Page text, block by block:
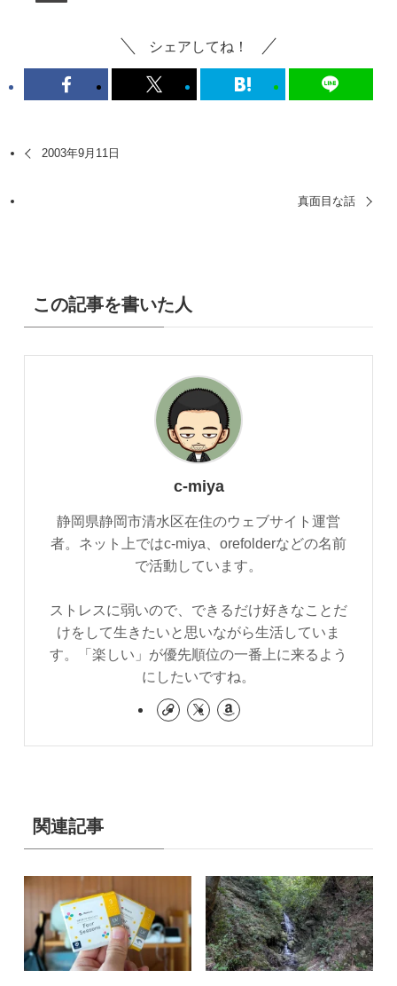
シェアしてね！
2003年9月11日
真面目な話
この記事を書いた人
c-miya
静岡県静岡市清水区在住のウェブサイト運営
者。ネット上ではc-miya、orefolderなどの名前
で活動しています。
ストレスに弱いので、できるだけ好きなことだ
けをして生きたいと思いながら生活していま
す。「楽しい」が優先順位の一番上に来るよう
にしたいですね。
関連記事